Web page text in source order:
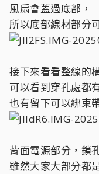
風扇會蓋過底部，
所以底部線材部分
接下來看看整線的
可以看到穿孔處都
也有留下可以綁束
背面電源部分，鎖
雖然大家大部分都